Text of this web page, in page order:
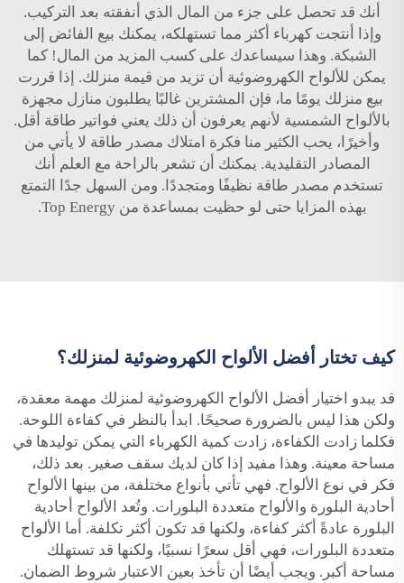
أنك قد تحصل على جزء من المال الذي أنفقته بعد التركيب.
وإذا أنتجت كهرباء أكثر مما تستهلكه، يمكنك بيع الفائض إلى
الشبكة. وهذا سيساعدك على كسب المزيد من المال! كما
يمكن للألواح الكهروضوئية أن تزيد من قيمة منزلك. إذا قررت
بيع منزلك يومًا ما، فإن المشترين غالبًا يطلبون منازل مجهزة
بالألواح الشمسية لأنهم يعرفون أن ذلك يعني فواتير طاقة أقل.
وأخيرًا، يحب الكثير منا فكرة امتلاك مصدر طاقة لا يأتي من
المصادر التقليدية. يمكنك أن تشعر بالراحة مع العلم أنك
تستخدم مصدر طاقة نظيفًا ومتجددًا. ومن السهل جدًا التمتع
بهذه المزايا حتى لو حظيت بمساعدة من Top Energy.
كيف تختار أفضل الألواح الكهروضوئية لمنزلك؟
قد يبدو اختيار أفضل الألواح الكهروضوئية لمنزلك مهمة معقدة،
ولكن هذا ليس بالضرورة صحيحًا. ابدأ بالنظر في كفاءة اللوحة.
فكلما زادت الكفاءة، زادت كمية الكهرباء التي يمكن توليدها في
مساحة معينة. وهذا مفيد إذا كان لديك سقف صغير. بعد ذلك،
فكر في نوع الألواح. فهي تأتي بأنواع مختلفة، من بينها الألواح
أحادية البلورة والألواح متعددة البلورات. وتُعد الألواح أحادية
البلورة عادةً أكثر كفاءة، ولكنها قد تكون أكثر تكلفة. أما الألواح
متعددة البلورات، فهي أقل سعرًا نسبيًا، ولكنها قد تستهلك
مساحة أكبر. ويجب أيضًا أن تأخذ بعين الاعتبار شروط الضمان.